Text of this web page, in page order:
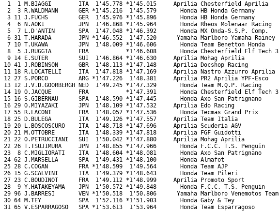
1  1 M.BIAGGI        ITA  1'45.778 *1'45.015     Aprilia Chesterfield Aprilia
2  3 R.WALDMANN      GER *1'45.216  1'45.579       Honda HB Honda Germany
3 11 J.FUCHS         GER  1'45.976 *1'45.896       Honda HB Honda Germany
4  6 N.AOKI          JPN  1'46.868 *1'45.964       Honda Rheos Molenaar Racing
5  7 L.D'ANTIN       SPA  1'47.048 *1'46.392       Honda MX Onda-S.S.P. Comp.
6 31 T.HARADA        JPN *1'46.552  1'47.520      Yamaha Marlboro Yamaha Rainey
7 10 T.UKAWA         JPN  1'48.009 *1'46.606       Honda Team Benetton Honda
8  5 J.RUGGIA        FRA           *1'46.608       Honda Chesterfield Elf Tech 3
9 14 E.SUTER         SUI  1'46.864 *1'46.630     Aprilia Mohag Aprilia
10 41 J.ROBINSON      GBR  1'48.113 *1'47.148     Aprilia Docshop Racing
11 18 R.LOCATELLI     ITA  1'47.818 *1'47.169     Aprilia Nastro Azzurro Aprilia
12 27 S.PORCO         ARG *1'47.226  1'48.381     Aprilia PR2 Aprilia YPF-Esco
13 12 J.V.D.GOORBERGH NED  1'49.245 *1'47.329       Honda Team M.Q.P. Racing
14 19 O.JACQUE        FRA           *1'47.391       Honda Chesterfield Elf Tech 3
15 16 S.GIBERNAU      SPA  1'48.590 *1'47.445       Honda Axo San Patrignano
16 29 O.MIYAZAKI      JPN  1'48.109 *1'47.532     Aprilia Edo Racing
17 55 R.LACONI        FRA  1'48.057 *1'47.536       Honda Tecmas Grand Prix
18 25 D.BULEGA        ITA  1'49.126 *1'47.557     Aprilia Team Italia
19 20 L.BOSCOSCURO    ITA  1'48.718 *1'47.696     Aprilia Scuderia AGV
20 21 M.OTTOBRE       ITA  1'48.339 *1'47.818     Aprilia FGF Guidotti
21 22 O.PETRUCCIANI   SUI  1'50.042 *1'47.880     Aprilia Mohag Aprilia
22 26 T.TSUJIMURA     JPN  1'48.855 *1'47.966       Honda F.C.C. T.S. Penguin
23  8 C.MIGLIORATI    ITA  1'48.604 *1'48.081       Honda Axo San Patrignano
24 62 J.MARSELLA      SPA  1'49.431 *1'48.100       Honda Almafot
25 28 C.COGAN         FRA *1'48.599  1'49.564       Honda Team AJP
26 15 G.SCALVINI      ITA  1'49.379 *1'48.643       Honda Team Pileri
27 23 C.BOUDINOT      FRA  1'49.112 *1'48.999     Aprilia Promoto Sport
28  9 Y.HATAKEYAMA    JPN  1'50.572 *1'49.848       Honda F.C.C. T.S. Penguin
29 96 J.BARRESI       VEN *1'50.518  1'50.806      Yamaha Marlboro Venemotos Team
30 64 M.TEY           SPA  1'52.116 *1'51.903       Honda Gaby & Tey
31 65 V.ESPARRAGOSO   SPA *1'53.613  1'53.964       Honda Team Esparragoso